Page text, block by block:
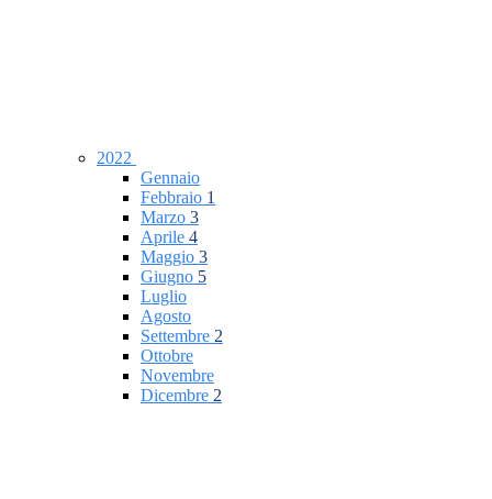
2022
Gennaio
Febbraio 1
Marzo 3
Aprile 4
Maggio 3
Giugno 5
Luglio
Agosto
Settembre 2
Ottobre
Novembre
Dicembre 2